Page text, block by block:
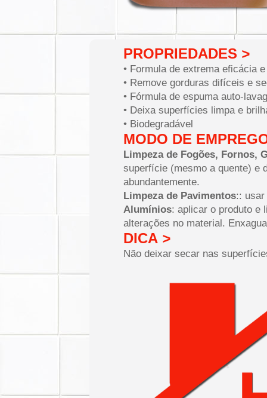
PROPRIEDADES >
• Formula de extrema eficácia
• Remove gorduras difíceis e
• Fórmula de espuma auto-
• Deixa superfícies limpa e
• Biodegradável
MODO DE
Limpeza de Fogões, Fornos,
superfície (mesmo a quente) e
abundantemente.
Limpeza de Pavimentos:: usar
Alumínios: aplicar o produto e
alterações no material.
DICA >
Não deixar secar nas